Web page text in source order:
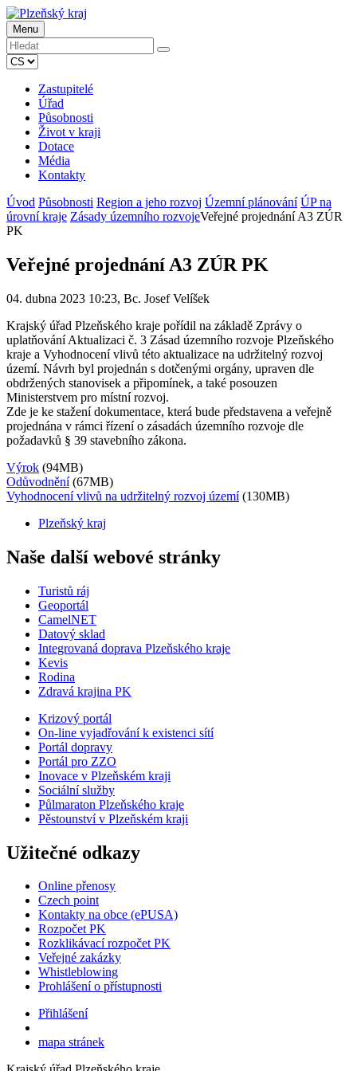
Menu
Zastupitelé
Úřad
Působnosti
Život v kraji
Dotace
Média
Kontakty
Úvod Působnosti Region a jeho rozvoj Územní plánování ÚP na
úrovní kraje Zásady územního rozvojeVeřejné projednání A3 ZÚR
PK
Veřejné projednání A3 ZÚR PK
04. dubna 2023 10:23, Bc. Josef Velíšek
Krajský úřad Plzeňského kraje pořídil na základě Zprávy o
uplatňování Aktualizaci č. 3 Zásad územního rozvoje Plzeňského
kraje a Vyhodnocení vlivů této aktualizace na udržitelný rozvoj
území. Návrh byl projednán s dotčenými orgány, upraven dle
obdržených stanovisek a připomínek, a také posouzen
Ministerstvem pro místní rozvoj.
Zde je ke stažení dokumentace, která bude představena a veřejně
projednána v rámci řízení o zásadách územního rozvoje dle
požadavků § 39 stavebního zákona.
Výrok (94MB)
Odůvodnění(67MB)
Vyhodnocení vlivů na udržitelný rozvoj území(130MB)
Plzeňský kraj
Naše další webové stránky
Turistů ráj
Geoportál
CamelNET
Datový sklad
Integrovaná doprava Plzeňského kraje
Kevis
Rodina
Zdravá krajina PK
Krizový portál
On-line vyjadřování k existenci sítí
Portál dopravy
Portál pro ZZO
Inovace v Plzeňském kraji
Sociální služby
Půlmaraton Plzeňského kraje
Pěstounství v Plzeňském kraji
Užitečné odkazy
Online přenosy
Czech point
Kontakty na obce (ePUSA)
Rozpočet PK
Rozklikávací rozpočet PK
Veřejné zakázky
Whistleblowing
Prohlášení o přístupnosti
Přihlášení
mapa stránek